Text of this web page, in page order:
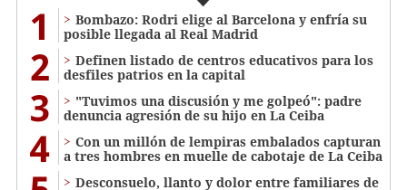
1
Bombazo: Rodri elige al Barcelona y enfría su
posible llegada al Real Madrid
2
Definen listado de centros educativos para los
desfiles patrios en la capital
3
"Tuvimos una discusión y me golpeó": padre
denuncia agresión de su hijo en La Ceiba
4
Con un millón de lempiras embalados capturan
a tres hombres en muelle de cabotaje de La Ceiba
​​​​Desconsuelo, llanto y dolor entre familiares de